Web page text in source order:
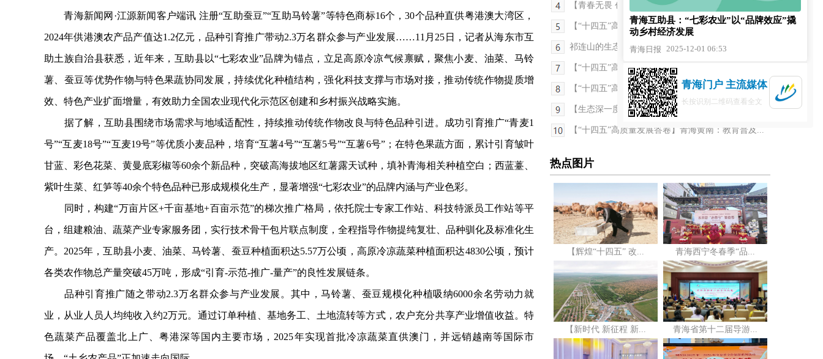
青海新闻网·江源新闻客户端讯 注册“互助蚕豆”“互助马铃薯”等特色商标16个，30个品种直供粤港澳大湾区，
2024年供港澳农产品产值达1.2亿元，品种引育推广带动2.3万名群众参与产业发展……11月25日，记者从海东市互
助土族自治县获悉，近年来，互助县以“七彩农业”品牌为锚点，立足高原冷凉气候禀赋，聚焦小麦、油菜、马铃
薯、蚕豆等优势作物与特色果蔬协同发展，持续优化种植结构，强化科技支撑与市场对接，推动传统作物提质增
效、特色产业扩面增量，有效助力全国农业现代化示范区创建和乡村振兴战略实施。
据了解，互助县围绕市场需求与地域适配性，持续推动传统作物改良与特色品种引进。成功引育推广“青麦1
号”“互麦18号”“互麦19号”等优质小麦品种，培育“互薯4号”“互薯5号”“互薯6号”；在特色果蔬方面，累计引育皱叶
甘蓝、彩色花菜、黄曼底彩椒等60余个新品种，突破高海拔地区红薯露天试种，填补青海相关种植空白；西蓝薹、
紫叶生菜、红笋等40余个特色品种已形成规模化生产，显著增强“七彩农业”的品牌内涵与产业色彩。
同时，构建“万亩片区+千亩基地+百亩示范”的梯次推广格局，依托院士专家工作站、科技特派员工作站等平
台，组建粮油、蔬菜产业专家服务团，实行技术骨干包片联点制度，全程指导作物提纯复壮、品种驯化及标准化生
产。2025年，互助县小麦、油菜、马铃薯、蚕豆种植面积达5.57万公顷，高原冷凉蔬菜种植面积达4830公顷，预计
各类农作物总产量突破45万吨，形成“引育-示范-推广-量产”的良性发展链条。
品种引育推广随之带动2.3万名群众参与产业发展。其中，马铃薯、蚕豆规模化种植吸纳6000余名劳动力就
业，从业人员人均纯收入约2万元。通过订单种植、基地务工、土地流转等方式，农户充分共享产业增值收益。特
色蔬菜产品覆盖北上广、粤港深等国内主要市场，2025年实现首批冷凉蔬菜直供澳门，并远销越南等国际市
【青春无畏 创业有路】火锅里“煮”着奋斗与温柔
【“十四五”高质量发展答卷】青海海南州：气象保...
祁连山的生态答卷
【“十四五”高质量发展答卷】青海海北州：老旧小...
【“十四五”高质量发展答卷】青海海东市：地区生...
【生态深一度】在伊克拉，寻一场与“精灵”的邂逅
【“十四五”高质量发展答卷】青海黄南：教育普及...
热点图片
【辉煌“十四五” 改... 青海西宁冬春季“品...
【新时代 新征程 新... 青海省第十二届导游...
青海互助县：“七彩农业”以“品牌效应”撬
动乡村经济发展
青海日报 2025-12-01 06:53
青海门户 主流媒体
长按识别二维码查看全文